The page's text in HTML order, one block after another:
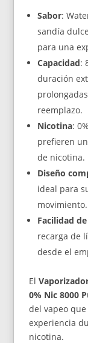
Sabor:
sandía
para una
Capacidad:
duración
reemplazo.
Nicotina:
prefieren
de nicotina.
Diseño
ideal para
movimiento.
Facilidad
recarga de
desde el
El
0% Nic 8000
del vapeo
experiencia
nicotina.